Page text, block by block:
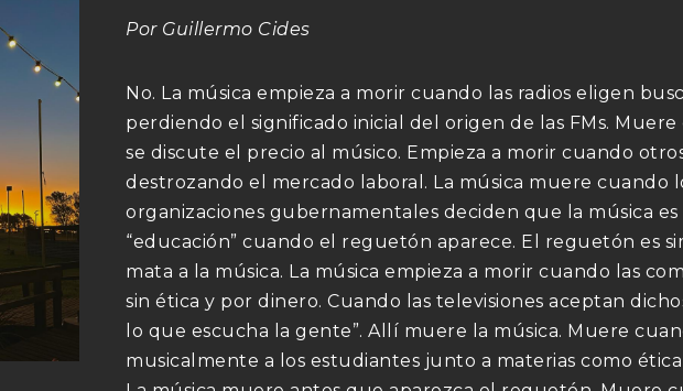
Por Guillermo Cides
No. La música empieza a morir cuando las radios eligen
perdiendo el significado inicial del origen de las FMs.
se discute el precio al músico. Empieza a morir cuando
destrozando el mercado laboral. La música muere cuando
organizaciones gubernamentales deciden que la música
“educación” cuando el reguetón aparece. El reguetón es
mata a la música. La música empieza a morir cuando las
sin ética y por dinero. Cuando las televisiones aceptan
lo que escucha la gente”. Allí muere la música. Muere
musicalmente a los estudiantes junto a materias como